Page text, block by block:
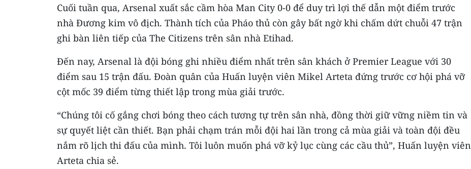
Cuối tuần qua, Arsenal xuất sắc cầm hòa Man City 0-0 để duy trì lợi thế dẫn một điểm trước
nhà Đương kim vô địch. Thành tích của Pháo thủ còn gây bất ngờ khi chấm dứt chuỗi 47 trận
ghi bàn liên tiếp của The Citizens trên sân nhà Etihad.
Đến nay, Arsenal là đội bóng ghi nhiều điểm nhất trên sân khách ở Premier League với 30
điểm sau 15 trận đấu. Đoàn quân của Huấn luyện viên Mikel Arteta đứng trước cơ hội phá vỡ
cột mốc 39 điểm từng thiết lập trong mùa giải trước.
“Chúng tôi cố gắng chơi bóng theo cách tương tự trên sân nhà, đồng thời giữ vững niềm tin và
sự quyết liệt cần thiết. Bạn phải chạm trán mỗi đội hai lần trong cả mùa giải và toàn đội đều
nắm rõ lịch thi đấu của mình. Tôi luôn muốn phá vỡ kỷ lục cùng các cầu thủ”, Huấn luyện viên
Arteta chia sẻ.